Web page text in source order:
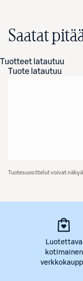
Saatat
Tuotteet latautuu
Tuote latautuu
Tuotesuosittelut voivat
Luotettava
kotimainen